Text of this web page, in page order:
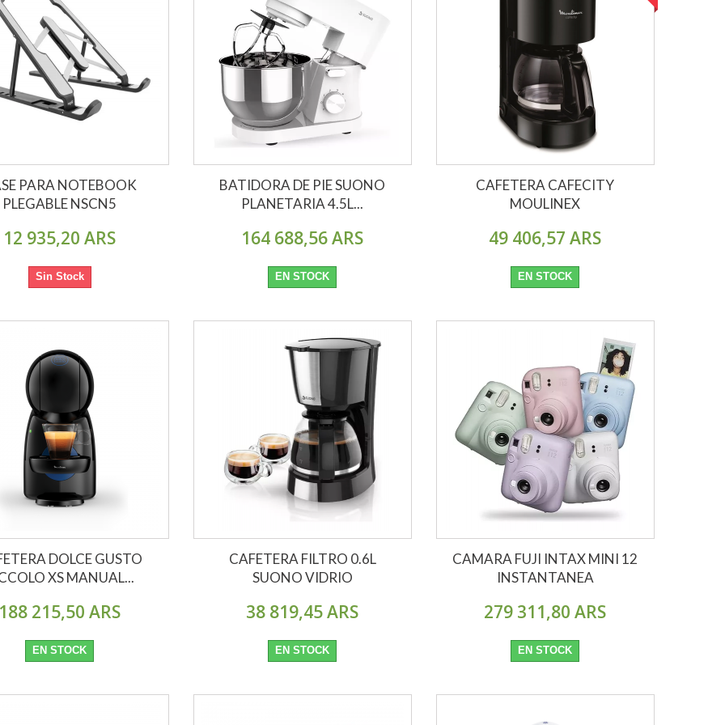
PARA NOTEBOOK
PLEGABLE NSCN5
12 935,20 ARS
Sin Stock
BATIDORA DE PIE SUONO
PLANETARIA 4.5L...
164 688,56 ARS
EN STOCK
CAFETERA CAFECITY
MOULINEX
49 406,57 ARS
EN STOCK
DOLCE GUSTO
XS MANUAL...
215,50 ARS
EN STOCK
CAFETERA FILTRO 0.6L
SUONO VIDRIO
38 819,45 ARS
EN STOCK
CAMARA FUJI INTAX MINI 12
INSTANTANEA
279 311,80 ARS
EN STOCK